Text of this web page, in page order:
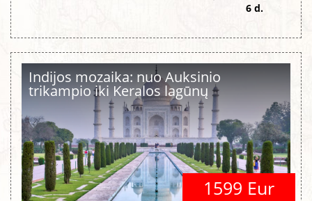
6 d.
Indijos mozaika: nuo Auksinio
trikampio iki Keralos lagūnų
1599 Eur